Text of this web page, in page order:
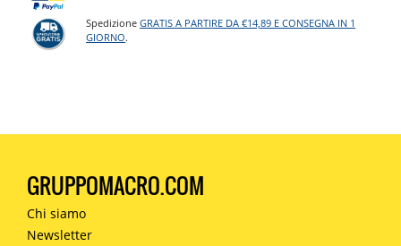
SpedizioneGRATIS A PARTIRE DA €14,89 E CONSEGNA IN 1
GIORNO.
GRUPPOMACRO.COM
Chi siamo
Newsletter